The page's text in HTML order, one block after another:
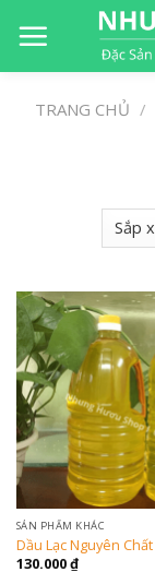
TRANG CHỦ /
SẢN PHẨM KHÁC
Dầu Lạc Nguyên Chất
130.000₫